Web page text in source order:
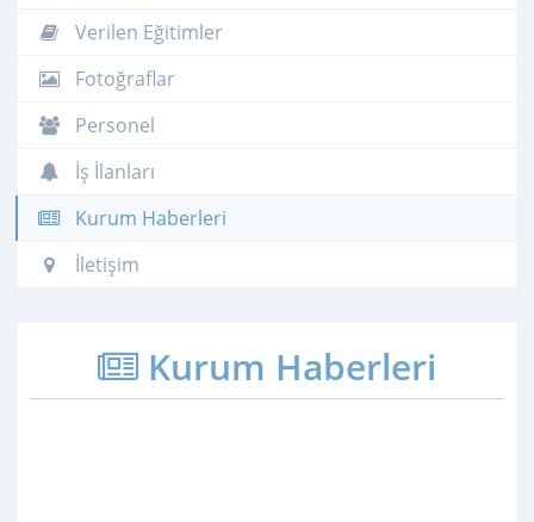
Verilen Eğitimler
Fotoğraflar
Personel
İş İlanları
Kurum Haberleri
İletişim
Kurum Haberleri